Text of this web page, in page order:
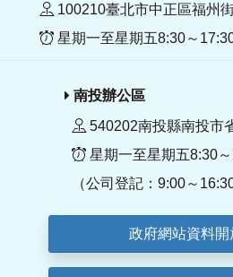
100210臺北市中正區福州
星期一至星期五8:30～
南投辦公區
540202南投縣南投市
星期一至星期五8:30
（公司登記：9:00～
政府網站資料開